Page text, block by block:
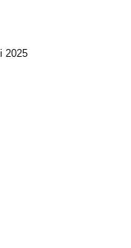
2025